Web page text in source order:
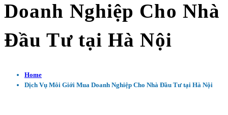
Doanh Nghiệp Cho Nhà
Đầu Tư tại Hà Nội
Home
Dịch Vụ Môi Giới Mua Doanh Nghiệp Cho Nhà Đầu Tư tại Hà Nội